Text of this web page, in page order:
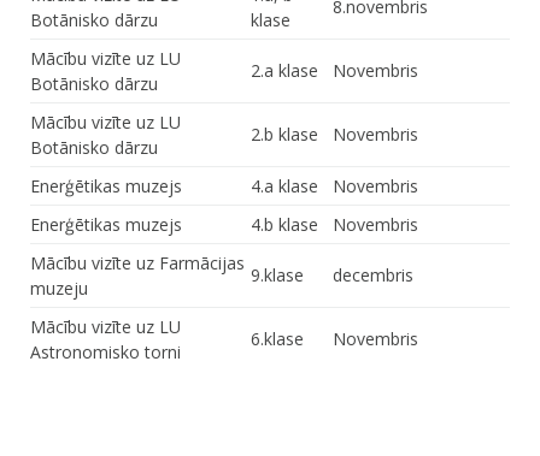
Botānisko dārzu
klase
8.novembris
Mācību vizīte uz LU
Botānisko dārzu
2.a klase Novembris
Mācību vizīte uz LU
Botānisko dārzu
2.b klase Novembris
Enerģētikas muzejs 4.a klase
Novembris
Enerģētikas muzejs
4.b klase
Novembris
Mācību vizīte uz Farmācijas
muzeju
9.klase decembris
Mācību vizīte uz LU
Astronomisko torni
6.klase Novembris